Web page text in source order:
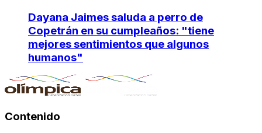
Dayana Jaimes saluda a perro de
Copetrán en su cumpleaños: "tiene
mejores sentimientos que algunos
humanos"
Contenido